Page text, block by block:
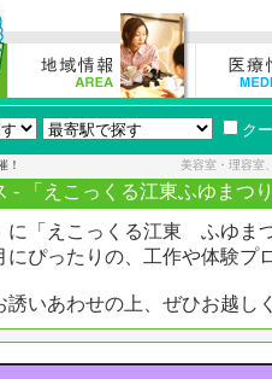
ク
！ 美容室・理容室
- 「えこっくる江東ふゆまつ
に「えこっくる江東 ふゆ
にぴったりの、工作や体験プ
いあわせの上、ぜひお越し